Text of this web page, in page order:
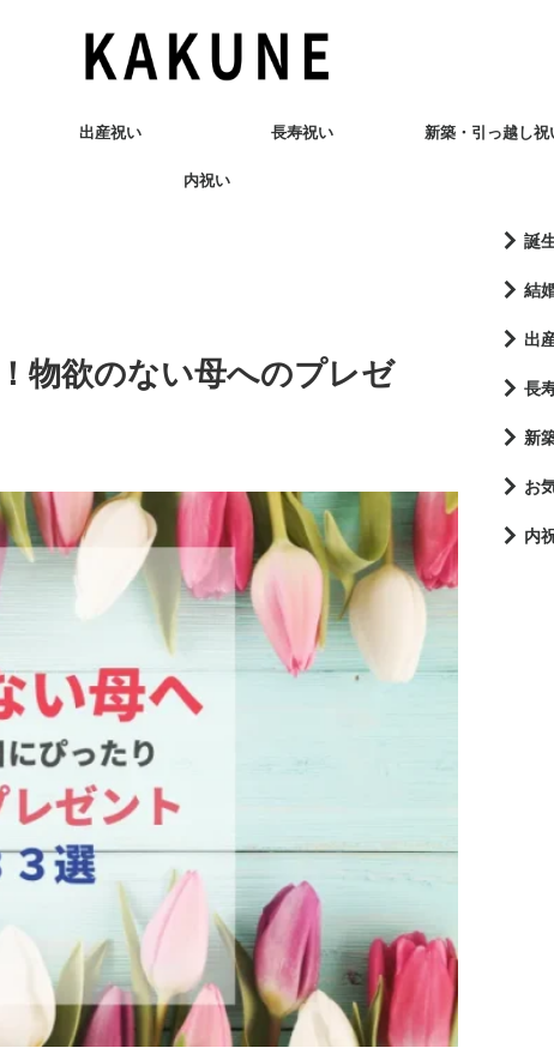
出産祝い 長寿祝い 新築・引っ越し祝
内祝い
物欲のない母へのプレゼ
誕
結
出
長
新
お
内